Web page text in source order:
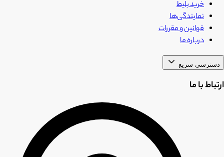
خرید بلیط
نمایندگی‌ها
قوانین و مقررات
درباره ما
دسترسی سریع
ارتباط با ما